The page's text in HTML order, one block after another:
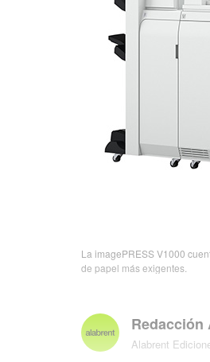
La imagePRESS V1000
de papel más exigentes.
Redacción
Alabrent